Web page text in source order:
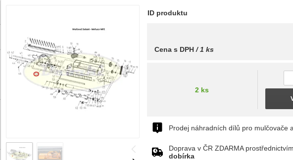
ID produktu
Cena s DPH / 1 ks
2 ks
Prodej náhradních dílů pro mulčovače
Doprava v ČR ZDARMA prostřednictvím
dobírka